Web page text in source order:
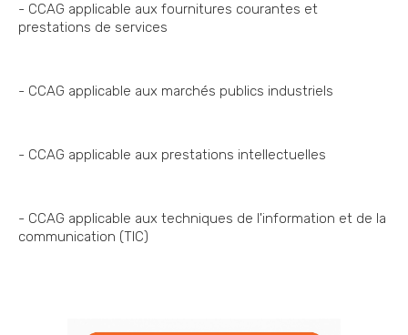
- CCAG applicable aux fournitures courantes et
prestations de services
- CCAG applicable aux marchés publics industriels
- CCAG applicable aux prestations intellectuelles
- CCAG applicable aux techniques de l'information et de la
communication (TIC)